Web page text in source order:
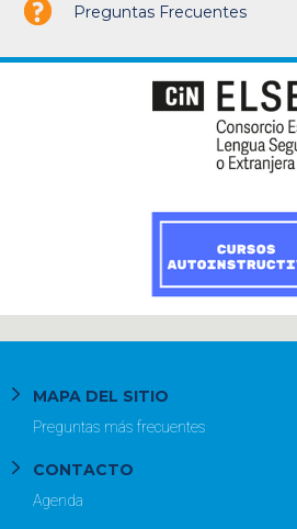
Preguntas Frecuentes
MAPA DEL SITIO
Preguntas más frecuentes
CONTACTO
Agenda